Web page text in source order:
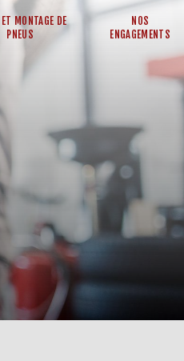
MONTAGE DE
PNEUS
NOS
ENGAGEMENTS